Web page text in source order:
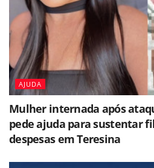
AJUDA
Mulher internada após
pede ajuda para sustentar
despesas em Teresina